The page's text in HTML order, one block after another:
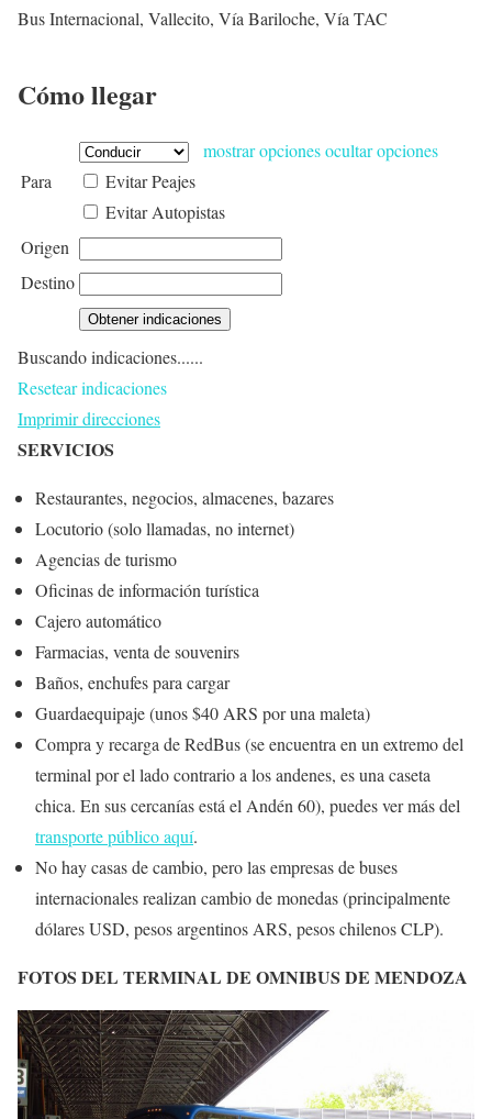
Bus Internacional, Vallecito, Vía Bariloche, Vía TAC
Cómo llegar
Para
mostrar opcionesocultar opciones
Evitar Peajes
Evitar Autopistas
Origen
Destino
Buscando indicaciones......
Resetear indicaciones
Imprimir direcciones
SERVICIOS
Restaurantes, negocios, almacenes, bazares
Locutorio (solo llamadas, no internet)
Agencias de turismo
Oficinas de información turística
Cajero automático
Farmacias, venta de souvenirs
Baños, enchufes para cargar
Guardaequipaje (unos $40 ARS por una maleta)
Compra y recarga de RedBus (se encuentra en un extremo del
terminal por el lado contrario a los andenes, es una caseta
chica. En sus cercanías está el Andén 60), puedes ver más del
transporte público aquí.
No hay casas de cambio, pero las empresas de buses
internacionales realizan cambio de monedas (principalmente
dólares USD, pesos argentinos ARS, pesos chilenos CLP).
FOTOS DEL TERMINAL DE OMNIBUS DE MENDOZA